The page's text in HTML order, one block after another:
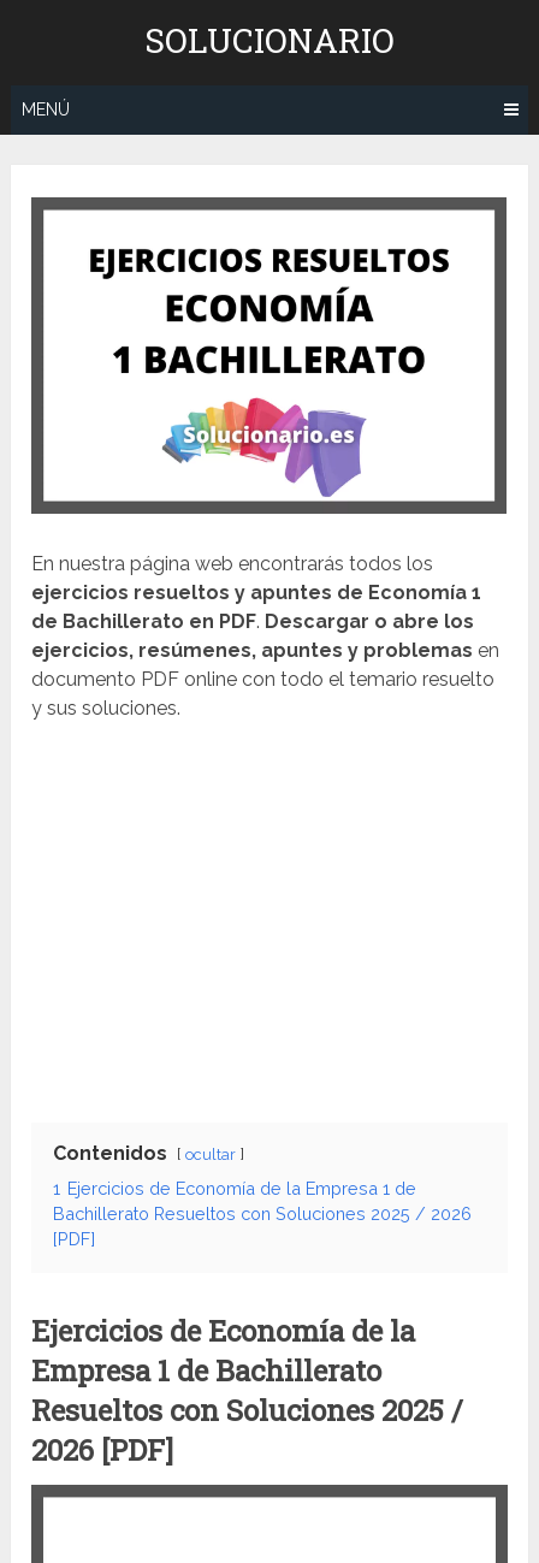
SOLUCIONARIO
MENÚ
En nuestra página web encontrarás todos los
ejercicios resueltos y apuntes de Economía 1
de Bachillerato en PDF. Descargar o abre los
ejercicios, resúmenes, apuntes y problemas en
documento PDF online con todo el temario resuelto
y sus soluciones.
Contenidos ocultar
1 Ejercicios de Economía de la Empresa 1 de
Bachillerato Resueltos con Soluciones 2025 / 2026
[PDF]
Ejercicios de Economía de la
Empresa 1 de Bachillerato
Resueltos con Soluciones 2025 /
2026 [PDF]